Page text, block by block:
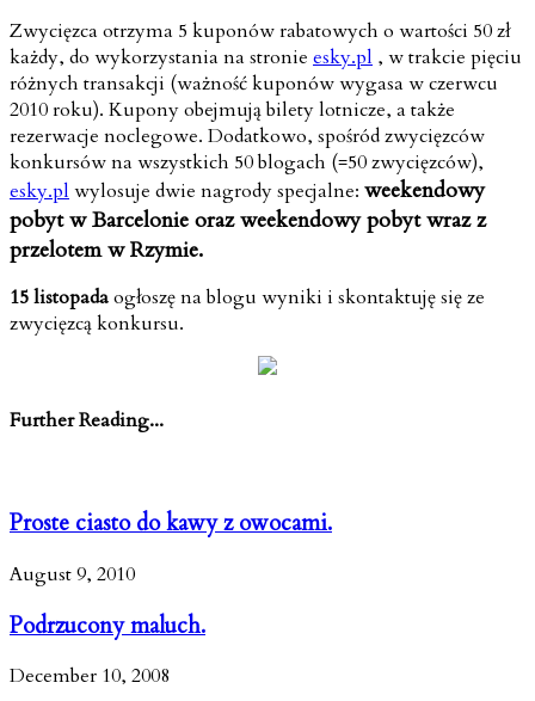
Zwycięzca otrzyma 5 kuponów rabatowych o wartości 50 zł
każdy, do wykorzystania na stronie esky.pl , w trakcie pięciu
różnych transakcji (ważność kuponów wygasa w czerwcu
2010 roku). Kupony obejmują bilety lotnicze, a także
rezerwacje noclegowe. Dodatkowo, spośród zwycięzców
konkursów na wszystkich 50 blogach (=50 zwycięzców),
esky.pl wylosuje dwie nagrody specjalne: weekendowy
pobyt w Barcelonie oraz weekendowy pobyt wraz z
przelotem w Rzymie.
15 listopadaogłoszę na blogu wyniki i skontaktuję się ze
zwycięzcą konkursu.
Further Reading...
Proste ciasto do kawy z owocami.
August 9, 2010
Podrzucony maluch.
December 10, 2008